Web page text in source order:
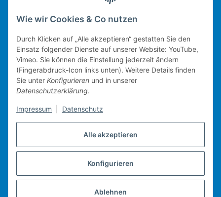
Alle akzeptieren
Konfigurieren
Ablehnen
Wie wir Cookies & Co nutzen
Durch Klicken auf „Alle akzeptieren“ gestatten Sie den
Einsatz folgender Dienste auf unserer Website: YouTube,
Vimeo. Sie können die Einstellung jederzeit ändern
(Fingerabdruck-Icon links unten). Weitere Details finden
Sie unter Konfigurieren und in unserer
Datenschutzerklärung.
Impressum Datenschutz
Gesetzliche Informationen
Technische Umsetzung.
mobiles Kassensystem
Warenwirtschaft
Michael Heiler / Bonn
Vertrag widerrufen
* Alle Preise inkl. gesetzlicher USt., zzgl.Versand